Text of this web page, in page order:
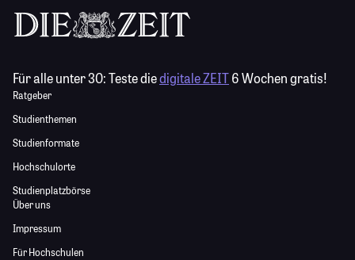
Für alle unter 30:Teste diedigitale ZEIT6 Wochen gratis!
Ratgeber
Studienthemen
Studienformate
Hochschulorte
Studienplatzbörse
Über uns
Impressum
Für Hochschulen